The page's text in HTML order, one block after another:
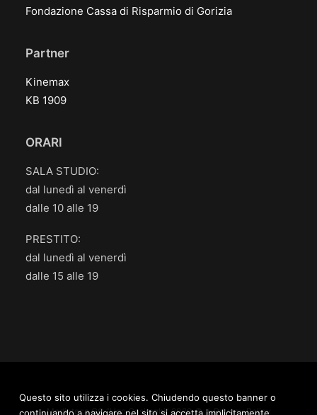
Fondazione Cassa di Risparmio di Gorizia
Partner
Kinemax
KB 1909
ORARI
SALA STUDIO:
dal lunedì al venerdì
dalle 10 alle 19
PRESTITO:
dal lunedì al venerdì
dalle 15 alle 19
Mediateca.GO “Ugo Casiraghi” 2020 © /Privacy Policy
Questo sito utilizza i cookies. Chiudendo questo banner o